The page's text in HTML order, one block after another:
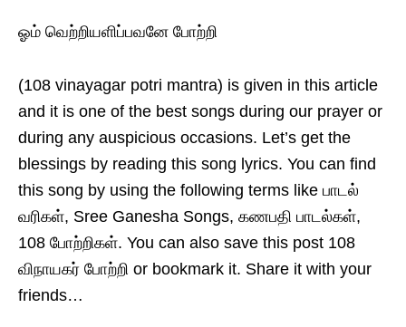
ஓம் வெற்றியளிப்பவனே போற்றி
(108 vinayagar potri mantra) is given in this article
and it is one of the best songs during our prayer or
during any auspicious occasions. Let’s get the
blessings by reading this song lyrics. You can find
this song by using the following terms like பாடல்
வரிகள், Sree Ganesha Songs, கண‌பதி பாடல்கள்,
108 போற்றிகள். You can also save this post 108
விநாயகர் போற்றி or bookmark it. Share it with your
friends…